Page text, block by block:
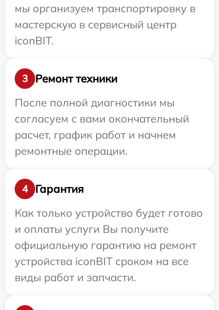
мы организуем транспортировку в
мастерскую в сервисный центр
iconBIT.
3
Ремонт техники
После полной диагностики мы
согласуем с вами окончательный
расчет, график работ и начнем
ремонтные операции.
4
Гарантия
Как только устройство будет готово
и оплаты услуги Вы получите
официальную гарантию на ремонт
устройства iconBIT сроком на все
виды работ и запчасти.